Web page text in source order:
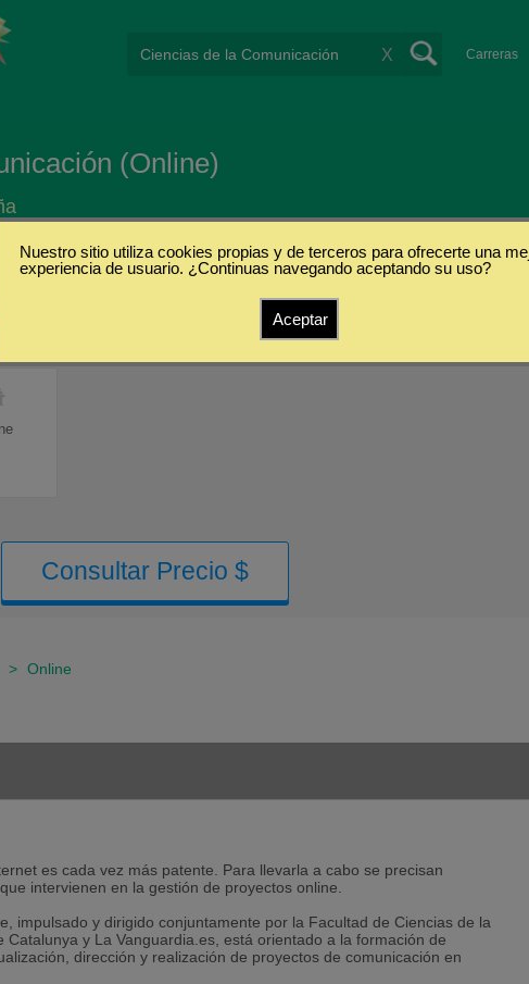
Carreras
X
(Online)
Consultar Precio $
> Online
es cada vez más patente. Para llevarla a cabo se precisan
intervienen en la gestión de proyectos online.
impulsado y dirigido conjuntamente por la Facultad de Ciencias de la
y La Vanguardia.es, está orientado a la formación de
dirección y realización de proyectos de comunicación en
Nuestro sitio utiliza cookies propias y de terceros para ofrecerte una
experiencia de usuario. ¿Continuas navegando aceptando su uso?
Aceptar